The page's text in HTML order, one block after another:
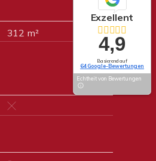
312 m²
Exzellent
4,9
Basierend auf
64 Google-Bewertungen
Echtheit von Bewertungen